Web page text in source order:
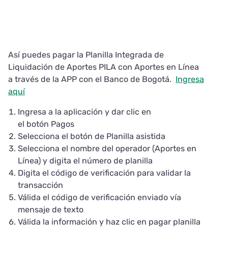
Así puedes pagar la Planilla Integrada de
Liquidación de Aportes PILA con Aportes en Línea
a través de la APP con el Banco de Bogotá. Ingresa
aquí
Ingresa a la aplicación y dar clic en
el botón Pagos
Selecciona el botón de Planilla asistida
Selecciona el nombre del operador (Aportes en
Línea) y digita el número de planilla
Digita el código de verificación para validar la
transacción
Válida el código de verificación enviado vía
mensaje de texto
Válida la información y haz clic en pagar planilla